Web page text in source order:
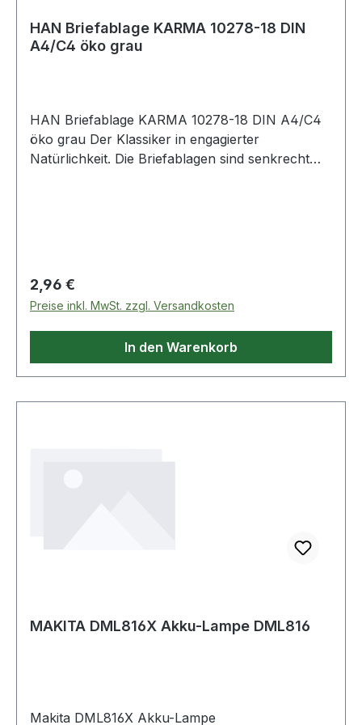
HAN Briefablage KARMA 10278-18 DIN
A4/C4 öko grau
HAN Briefablage KARMA 10278-18 DIN A4/C4
öko grau Der Klassiker in engagierter
Natürlichkeit. Die Briefablagen sind senkrecht
Regulärer Preis:
2,96 €
Preise inkl. MwSt. zzgl. Versandkosten
In den Warenkorb
MAKITA DML816X Akku-Lampe DML816
Makita DML816X Akku-Lampe